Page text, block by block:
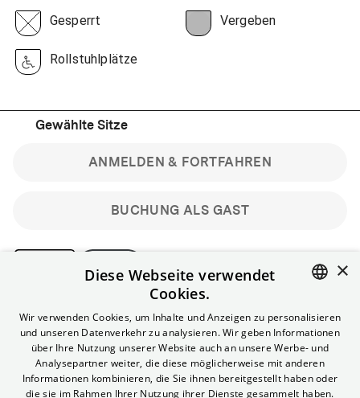
Gesperrt Vergeben
Rollstuhlplätze
Gewählte Sitze
BUCHUNG ALS GAST
ANMELDEN & FORTFAHREN
Bitte beachte: Gastbuchungen sind nicht stornierbar.
Registriere dich kostenlos für bis zu 90 min vor Filmbeginn
stornierbare Tickets für reguläre Vorstellungen.
Unlimited-Mitglied? Melde dich an, um deine Benefits
nutzen zu können.
ENGLISH
×
Diese Webseite verwendet
Cookies.
Wir verwenden Cookies, um Inhalte und Anzeigen zu personalisieren
und unseren Datenverkehr zu analysieren. Wir geben Informationen
über Ihre Nutzung unserer Website auch an unsere Werbe- und
Analysepartner weiter, die diese möglicherweise mit anderen
Informationen kombinieren, die Sie ihnen bereitgestellt haben oder
die sie im Rahmen Ihrer Nutzung ihrer Dienste gesammelt haben.